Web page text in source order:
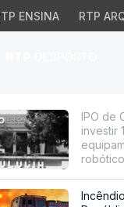
ENSINA RTP
IPO de
investir